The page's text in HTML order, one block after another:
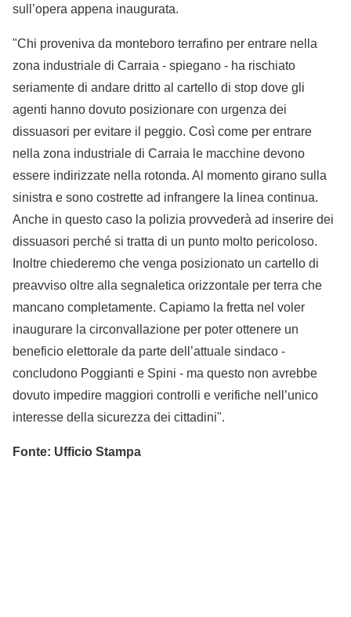
sull’opera appena inaugurata.
"Chi proveniva da monteboro terrafino per entrare nella
zona industriale di Carraia - spiegano - ha rischiato
seriamente di andare dritto al cartello di stop dove gli
agenti hanno dovuto posizionare con urgenza dei
dissuasori per evitare il peggio. Così come per entrare
nella zona industriale di Carraia le macchine devono
essere indirizzate nella rotonda. Al momento girano sulla
sinistra e sono costrette ad infrangere la linea continua.
Anche in questo caso la polizia provvederà ad inserire dei
dissuasori perché si tratta di un punto molto pericoloso.
Inoltre chiederemo che venga posizionato un cartello di
preavviso oltre alla segnaletica orizzontale per terra che
mancano completamente. Capiamo la fretta nel voler
inaugurare la circonvallazione per poter ottenere un
beneficio elettorale da parte dell’attuale sindaco -
concludono Poggianti e Spini - ma questo non avrebbe
dovuto impedire maggiori controlli e verifiche nell’unico
interesse della sicurezza dei cittadini".
Fonte: Ufficio Stampa